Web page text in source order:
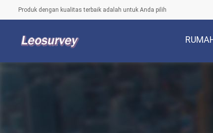
Produk dengan kualitas terbaik adalah untuk Anda pilih